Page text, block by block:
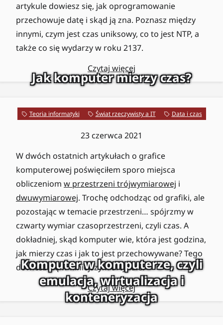
artykule dowiesz się, jak oprogramowanie
przechowuje datę i skąd ją zna. Poznasz między
innymi, czym jest czas uniksowy, co to jest NTP, a
także co się wydarzy w roku 2137.
Czytaj więcej
Jak komputer mierzy czas?
Teoria informatyki Świat rzeczywisty a IT Data i czas
23 czerwca 2021
W dwóch ostatnich artykułach o grafice
komputerowej poświęciłem sporo miejsca
obliczeniom w przestrzeni trójwymiarowej i
dwuwymiarowej. Trochę odchodząc od grafiki, ale
pozostając w temacie przestrzeni… spójrzmy w
czwarty wymiar czasoprzestrzeni, czyli czas. A
dokładniej, skąd komputer wie, która jest godzina,
jak mierzy czas i jak to jest przechowywane? Tego
dowiesz się w niniejszym artykule.
Czytaj więcej
Komputer w komputerze, czyli
emulacja, wirtualizacja i
konteneryzacja